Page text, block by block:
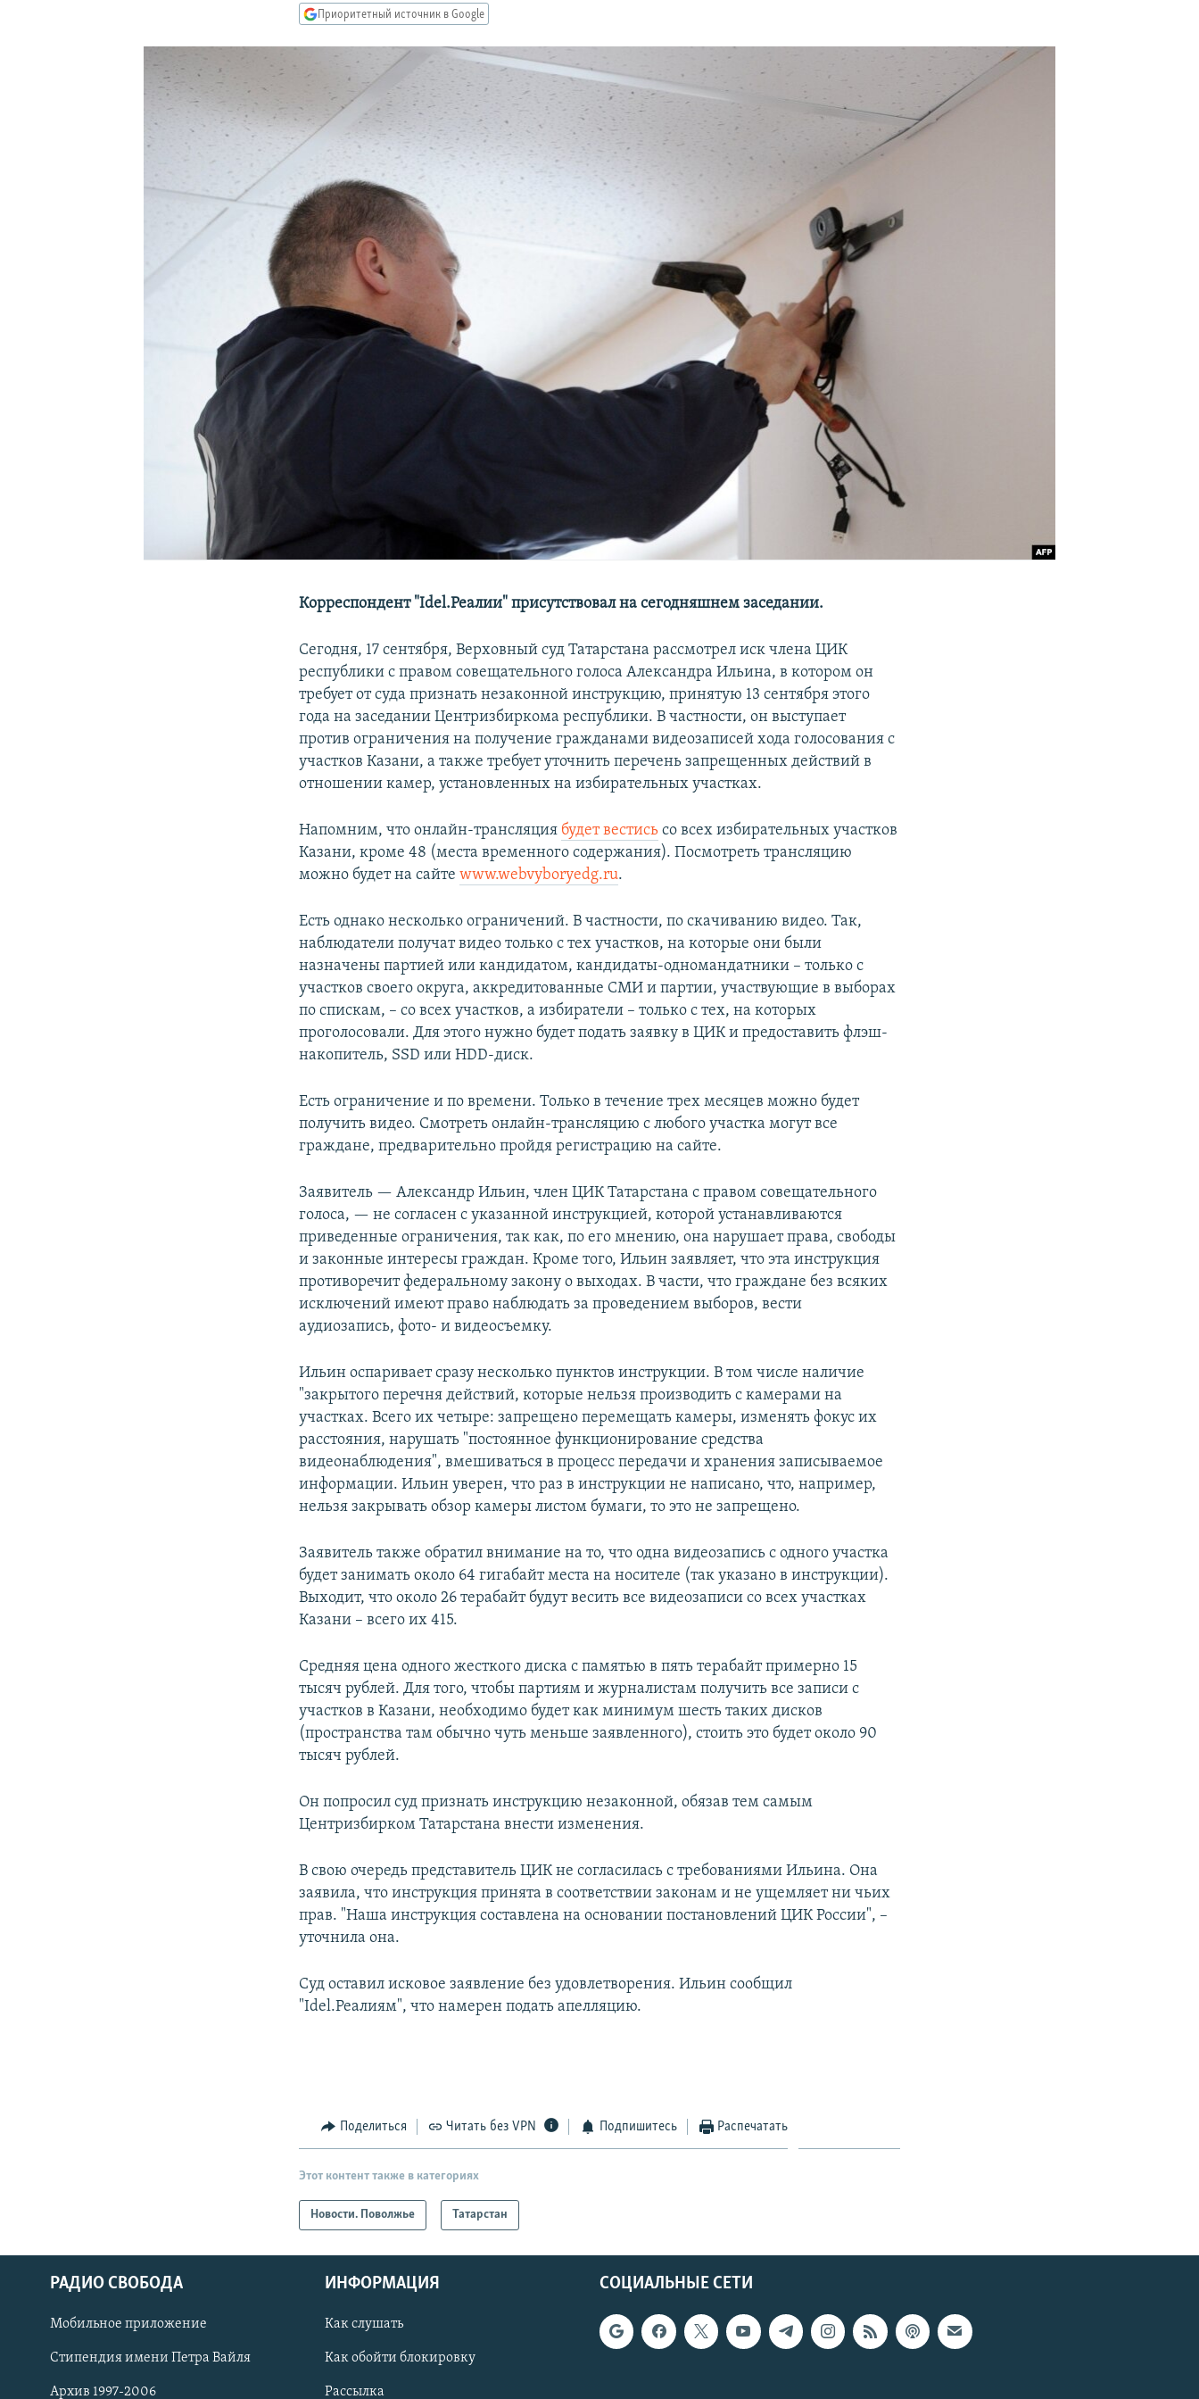
СОЦИАЛЬНЫЕ СЕТИ
Приоритетный источник в Google
Корреспондент "Idel.Реалии" присутствовал на сегодняшнем заседании.
Сегодня, 17 сентября, Верховный суд Татарстана рассмотрел иск члена ЦИК
республики с правом совещательного голоса Александра Ильина, в котором он
требует от суда признать незаконной инструкцию, принятую 13 сентября этого
года на заседании Центризбиркома республики. В частности, он выступает
против ограничения на получение гражданами видеозаписей хода голосования с
участков Казани, а также требует уточнить перечень запрещенных действий в
отношении камер, установленных на избирательных участках.
Напомним, что онлайн-трансляция будет вестись со всех избирательных участков
Казани, кроме 48 (места временного содержания). Посмотреть трансляцию
можно будет на сайтеwww.webvyboryedg.ru.
Есть однако несколько ограничений. В частности, по скачиванию видео. Так,
наблюдатели получат видео только с тех участков, на которые они были
назначены партией или кандидатом, кандидаты-одномандатники – только с
участков своего округа, аккредитованные СМИ и партии, участвующие в выборах
по спискам, – со всех участков, а избиратели – только с тех, на которых
проголосовали. Для этого нужно будет подать заявку в ЦИК и предоставить флэш-
накопитель, SSD или HDD-диск.
Есть ограничение и по времени. Только в течение трех месяцев можно будет
получить видео. Смотреть онлайн-трансляцию с любого участка могут все
граждане, предварительно пройдя регистрацию на сайте.
Заявитель — Александр Ильин, член ЦИК Татарстана с правом совещательного
голоса, — не согласен с указанной инструкцией, которой устанавливаются
приведенные ограничения, так как, по его мнению, она нарушает права, свободы
и законные интересы граждан. Кроме того, Ильин заявляет, что эта инструкция
противоречит федеральному закону о выходах. В части, что граждане без всяких
исключений имеют право наблюдать за проведением выборов, вести
аудиозапись, фото- и видеосъемку.
Ильин оспаривает сразу несколько пунктов инструкции. В том числе наличие
"закрытого перечня действий, которые нельзя производить с камерами на
участках. Всего их четыре: запрещено перемещать камеры, изменять фокус их
расстояния, нарушать "постоянное функционирование средства
видеонаблюдения", вмешиваться в процесс передачи и хранения записываемое
информации. Ильин уверен, что раз в инструкции не написано, что, например,
нельзя закрывать обзор камеры листом бумаги, то это не запрещено.
Заявитель также обратил внимание на то, что одна видеозапись с одного участка
будет занимать около 64 гигабайт места на носителе (так указано в инструкции).
Выходит, что около 26 терабайт будут весить все видеозаписи со всех участках
Казани – всего их 415.
Cредняя цена одного жесткого диска с памятью в пять терабайт примерно 15
тысяч рублей. Для того, чтобы партиям и журналистам получить все записи с
участков в Казани, необходимо будет как минимум шесть таких дисков
(пространства там обычно чуть меньше заявленного), стоить это будет около 90
тысяч рублей.
Он попросил суд признать инструкцию незаконной, обязав тем самым
Центризбирком Татарстана внести изменения.
В свою очередь представитель ЦИК не согласилась с требованиями Ильина. Она
заявила, что инструкция принята в соответствии законам и не ущемляет ни чьих
прав. "Наша инструкция составлена на основании постановлений ЦИК России", –
уточнила она.
Суд оставил исковое заявление без удовлетворения. Ильин сообщил
"Idel.Реалиям", что намерен подать апелляцию.
Поделиться Читать без VPN Подпишитесь Распечатать
Этот контент также в категориях
Новости. Поволжье Татарстан
СОЦИАЛЬНЫЕ СЕТИ
РАДИО СВОБОДА
Мобильное приложение
Стипендия имени Петра Вайля
Архив 1997-2006
ИНФОРМАЦИЯ
Как слушать
Как обойти блокировку
Рассылка